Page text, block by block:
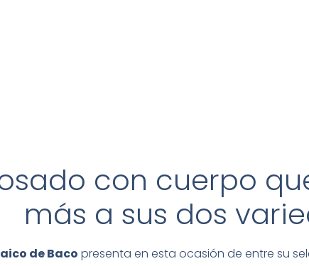
con cuerpo
más a sus dos
de Baco presenta en esta ocasión de entre su